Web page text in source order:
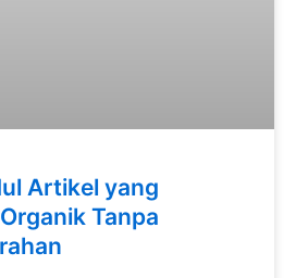
Artikel yang
Tanpa